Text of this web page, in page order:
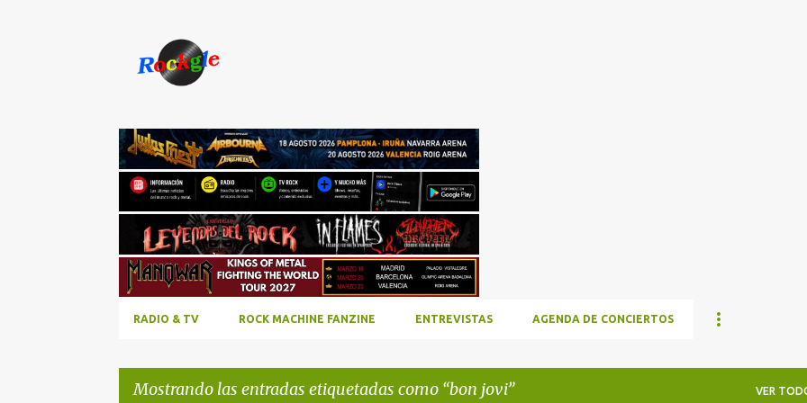
RADIO & TV ROCK MACHINE FANZINE ENTREVISTAS AGENDA DE CONCIERTOS
Mostrando las entradas etiquetadas como bon jovi VER